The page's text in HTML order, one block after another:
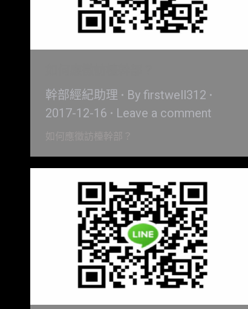
幹部經紀助理 By firstwell312
2017-12-16
Leave a comment
如何應徵訪檯幹部？